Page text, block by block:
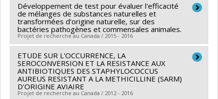
Lead researcher : Martine Boulianne
Funding sources:MAPAQ/Ministère de l'Agriculture,
des Pêcheries et de l'Alimentation
Grant programs:
Développement de test pour évaluer l'efficacité
de mélanges de substances naturelles et
transformées d'origine naturelle, sur des
bactéries pathogènes et commensales animales.
Projet de recherche au Canada / 2015 - 2016
Lead researcher : Martine Boulianne
Funding sources:Ministère Économie et Innovation ,
MITACS Inc.
Grant programs:PVXXXXXX-Prog. soutien rech (PSR
ETUDE SUR L'OCCURRENCE, LA
SEROCONVERSION ET LA RESISTANCE AUX
ANTIBIOTIQUES DES STAPHYLOCOCCUS
AUREUS RESISTANT A LA METHICILLINE (SARM)
D'ORIGINE AVIAIRE
Projet de recherche au Canada / 2012 - 2016